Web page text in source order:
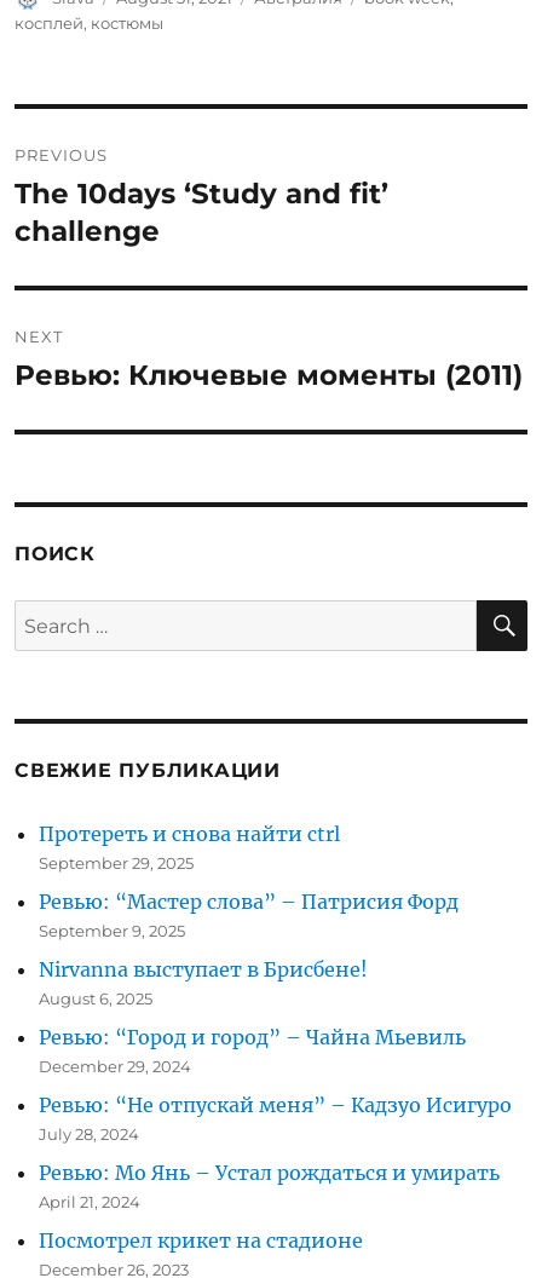
on
косплей, костюмы
navigation
PREVIOUS
Previous
post:
The 10days ‘Study and fit’
challenge
NEXT
Next
Ревью: Ключевые моменты (2011)
ПОИСК
Search
for:
СВЕЖИЕ ПУБЛИКАЦИИ
Протереть и снова найти ctrl
September 29, 2025
Ревью: “Мастер слова” – Патрисия Форд
September 9, 2025
Nirvanna выступает в Брисбене!
August 6, 2025
Ревью: “Город и город” – Чайна Мьевиль
December 29, 2024
Ревью: “Не отпускай меня” – Кадзуо Исигуро
July 28, 2024
Ревью: Мо Янь – Устал рождаться и умирать
April 21, 2024
Посмотрел крикет на стадионе
December 26, 2023